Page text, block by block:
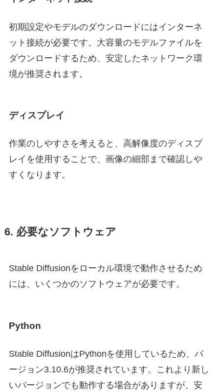
初期設定やモデルのダウンロードにはインターネ
ット接続が必要です。大容量のモデルファイルを
ダウンロードするため、安定したネットワーク環
境が推奨されます。
ディスプレイ
作業のしやすさを考えると、高解像度のディスプ
レイを使用することで、画像の細部まで確認しや
すくなります。
6. 必要なソフトウェア
Stable Diffusionをローカル環境で動作させるため
には、いくつかのソフトウェアが必要です。
Python
Stable DiffusionはPythonを使用しているため、バ
ージョン3.10.6が推奨されています。これより新し
いバージョンでも動作する場合がありますが、安